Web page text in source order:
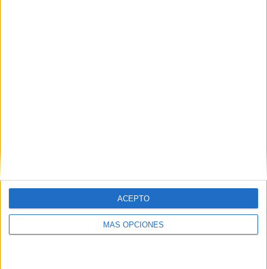
MÁS OPCIONES
ACEPTO